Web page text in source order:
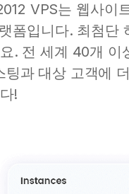
VPS는 웹사이
폼입니다. 최첨단
. 전 세계 40개 이
과 대상 고객에
!